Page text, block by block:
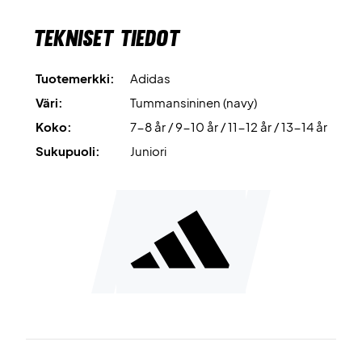
Tekniset tiedot
Tuotemerkki:
Adidas
Väri:
Tummansininen (navy)
Koko:
7-8 år / 9-10 år / 11-12 år / 13-14 år
Sukupuoli:
Juniori